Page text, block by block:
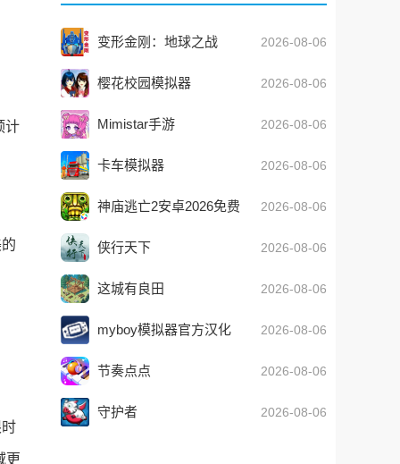
计
更
变形金刚：地球之战 2026-08-06
樱花校园模拟器 2026-08-06
Mimistar手游 2026-08-06
卡车模拟器 2026-08-06
神庙逃亡2安卓2026免费
2026-08-06
侠行天下 2026-08-06
这城有良田 2026-08-06
myboy模拟器官方汉化
2026-08-06
节奏点点 2026-08-06
守护者 2026-08-06